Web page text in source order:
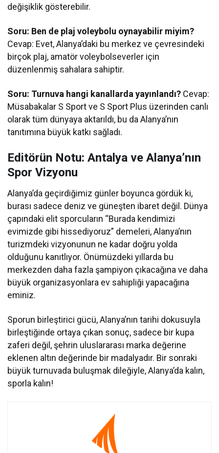
değişiklik gösterebilir.
Soru: Ben de plaj voleybolu oynayabilir miyim?
Cevap: Evet, Alanya’daki bu merkez ve çevresindeki
birçok plaj, amatör voleybolseverler için
düzenlenmiş sahalara sahiptir.
Soru: Turnuva hangi kanallarda yayınlandı? Cevap:
Müsabakalar S Sport ve S Sport Plus üzerinden canlı
olarak tüm dünyaya aktarıldı, bu da Alanya’nın
tanıtımına büyük katkı sağladı.
Editörün Notu: Antalya ve Alanya’nın
Spor Vizyonu
Alanya’da geçirdiğimiz günler boyunca gördük ki,
burası sadece deniz ve güneşten ibaret değil. Dünya
çapındaki elit sporcuların “Burada kendimizi
evimizde gibi hissediyoruz” demeleri, Alanya’nın
turizmdeki vizyonunun ne kadar doğru yolda
olduğunu kanıtlıyor. Önümüzdeki yıllarda bu
merkezden daha fazla şampiyon çıkacağına ve daha
büyük organizasyonlara ev sahipliği yapacağına
eminiz.
Sporun birleştirici gücü, Alanya’nın tarihi dokusuyla
birleştiğinde ortaya çıkan sonuç, sadece bir kupa
zaferi değil, şehrin uluslararası marka değerine
eklenen altın değerinde bir madalyadır. Bir sonraki
büyük turnuvada buluşmak dileğiyle, Alanya’da kalın,
sporla kalın!